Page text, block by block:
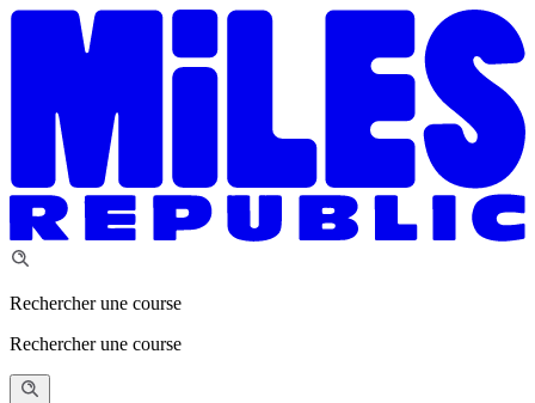
Rechercher une course
Rechercher une course